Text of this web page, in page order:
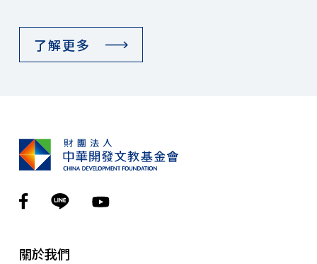
了解更多
關於我們